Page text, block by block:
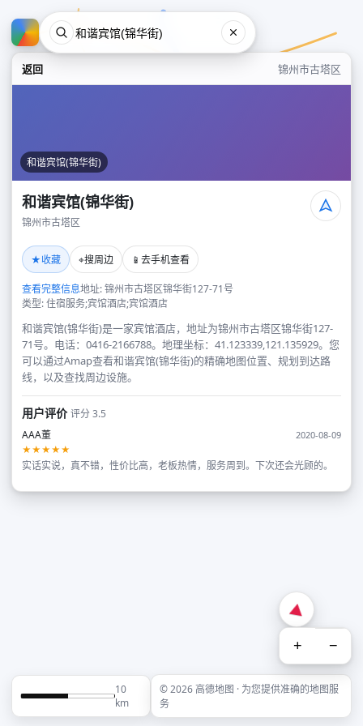
返回 锦州市古塔区
和谐宾馆(锦华街)
和谐宾馆(锦华街)
锦州市古塔区
★收藏 ⌖搜周边 📱 去手机查看
查看完整信息地址: 锦州市古塔区锦华街127-71号
类型: 住宿服务;宾馆酒店;宾馆酒店
和谐宾馆(锦华街)是一家宾馆酒店，地址为锦州市古塔区锦华街127-
71号。电话：0416-2166788。地理坐标：41.123339,121.135929。您
可以通过Amap查看和谐宾馆(锦华街)的精确地图位置、规划到达路
线，以及查找周边设施。
用户评价评分 3.5
AAA董
2020-08-09
★★★★★
实话实说，真不错，性价比高，老板热情，服务周到。下次还会光顾的。
+ −
10
km
© 2026 高德地图 · 为您提供准确的地图服
务